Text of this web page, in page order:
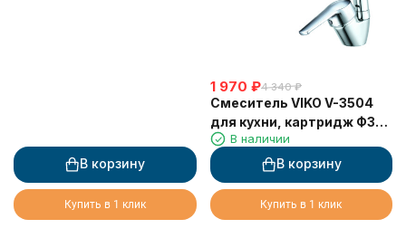
В корзину
Купить в 1 клик
1 970 ₽4 340 ₽
Смеситель VIKO V-3504
для кухни, картридж Ф35,
хромВ наличии
В корзину
Купить в 1 клик